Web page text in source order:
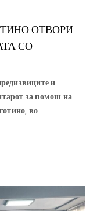
ОТВОРИ
СО
и
за помош на
во